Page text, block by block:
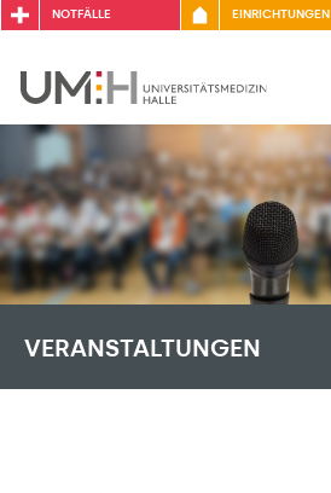
NOTFÄLLE EINRICHTUNGEN
VERANSTALTUNGEN